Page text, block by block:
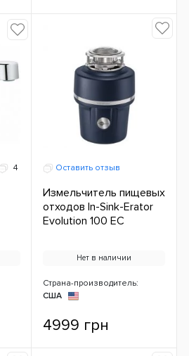
4 Оставить отзыв
Измельчитель пищевых
отходов In-Sink-Erator
Evolution 100 ЕС
Нет в наличии
Страна-производитель:
США
4999 грн